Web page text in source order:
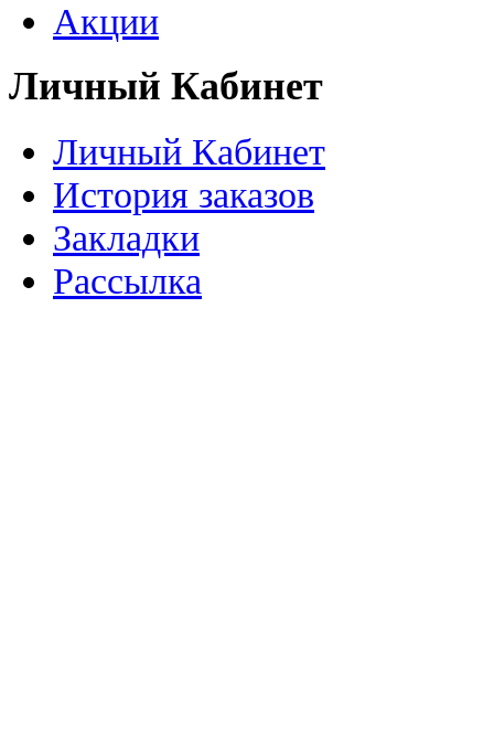
Акции
Личный Кабинет
Личный Кабинет
История заказов
Закладки
Рассылка